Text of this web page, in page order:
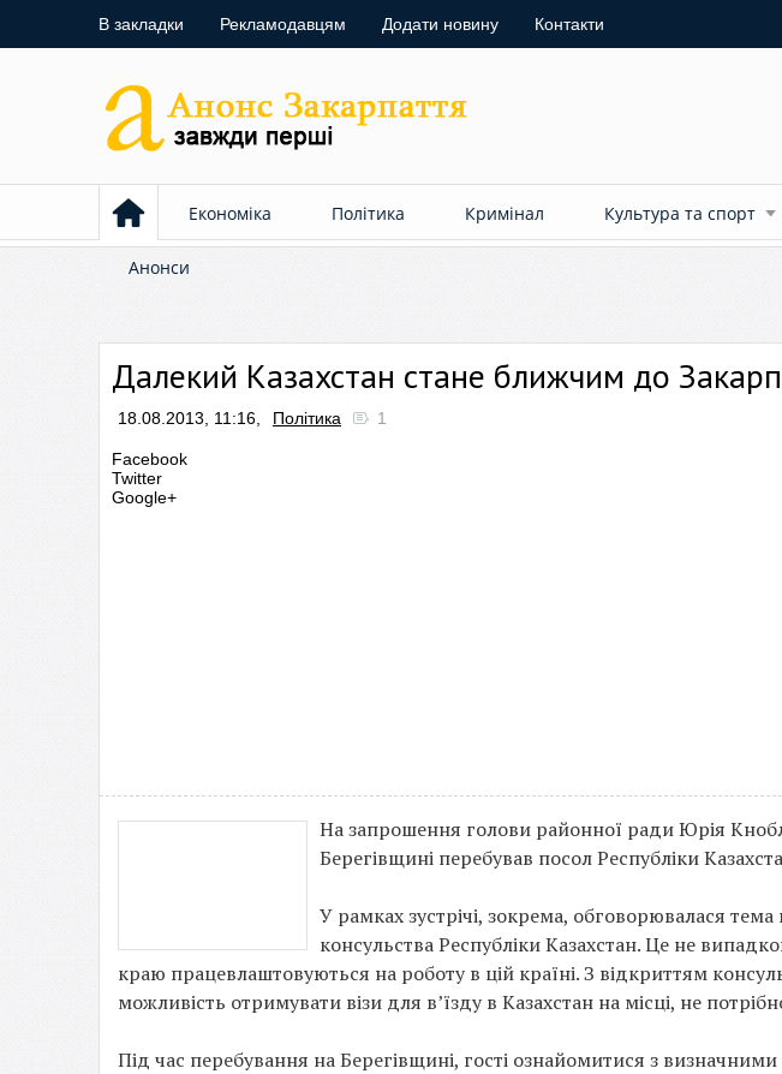
В закладки Рекламодавцям Додати новину Контакти
Економіка Політика Кримінал Культура та спорт
Анонси
Далекий Казахстан стане ближчим до
18.08.2013, 11:16, Політика 1
Facebook
Twitter
Google+
На запрошення голови районної ради Юрія
Берегівщині перебував посол Республіки
У рамках зустрічі, зокрема, обговорювалася
консульства Республіки Казахстан. Це не
краю працевлаштовуються на роботу в цій країні. З відкриттям
можливість отримувати візи для в’їзду в Казахстан на місці, не
Під час перебування на Берегівщині, гості ознайомитися з